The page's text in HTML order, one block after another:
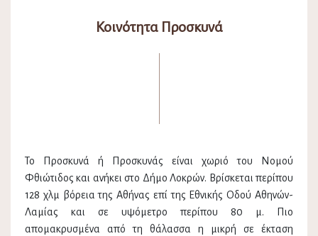
Κοινότητα Προσκυνά
Το Προσκυνά ή Προσκυνάς είναι χωριό του Νομού
Φθιώτιδος και ανήκει στο Δήμο Λοκρών. Βρίσκεται περίπου
128 χλμ βόρεια της Αθήνας επί της Εθνικής Οδού Αθηνών-
Λαμίας και σε υψόμετρο περίπου 80 μ. Πιο
απομακρυσμένα από τη θάλασσα η μικρή σε έκταση